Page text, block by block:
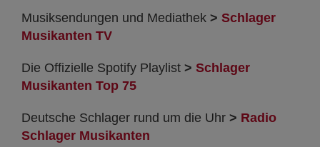
Musiksendungen und Mediathek > Schlager
Musikanten TV
Die Offizielle Spotify Playlist > Schlager
Musikanten Top 75
Deutsche Schlager rund um die Uhr > Radio
Schlager Musikanten